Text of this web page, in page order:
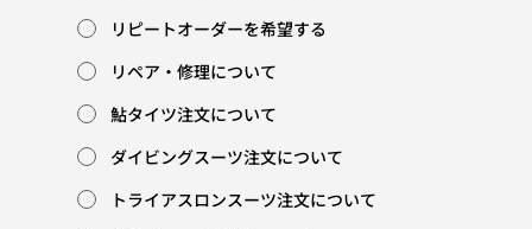
リピートオーダーを希望する
リペア・修理について
鮎タイツ注文について
ダイビングスーツ注文について
トライアスロンスーツ注文について